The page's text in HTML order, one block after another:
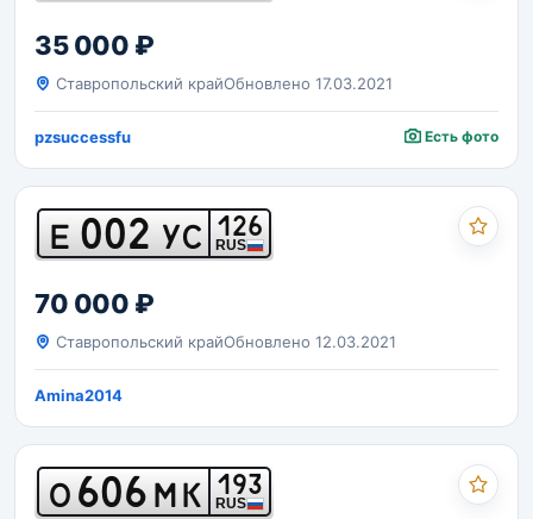
35 000 ₽
Ставропольский крайОбновлено 17.03.2021
pzsuccessfu Есть фото
Е 002 УС 126
RUS
70 000 ₽
Ставропольский крайОбновлено 12.03.2021
Amina2014
О606МК 193
RUS